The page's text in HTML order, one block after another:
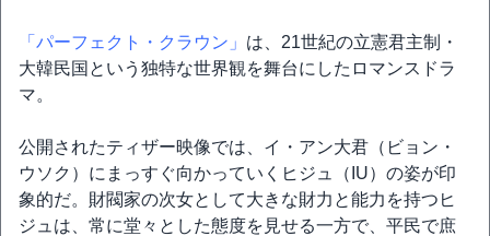
「パーフェクト・クラウン」 は、21世紀の立憲君主制・
大韓民国という独特な世界観を舞台にしたロマンスドラ
マ。
公開されたティザー映像では、イ・アン大君（ビョン・
ウソク）にまっすぐ向かっていくヒジュ（IU）の姿が印
象的だ。財閥家の次女として大きな財力と能力を持つヒ
ジュは、常に堂々とした態度を見せる一方で、平民で庶